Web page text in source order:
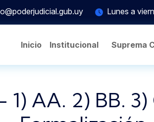
Lunes a
Inicio Institucional Suprema
1) AA. 2) BB.